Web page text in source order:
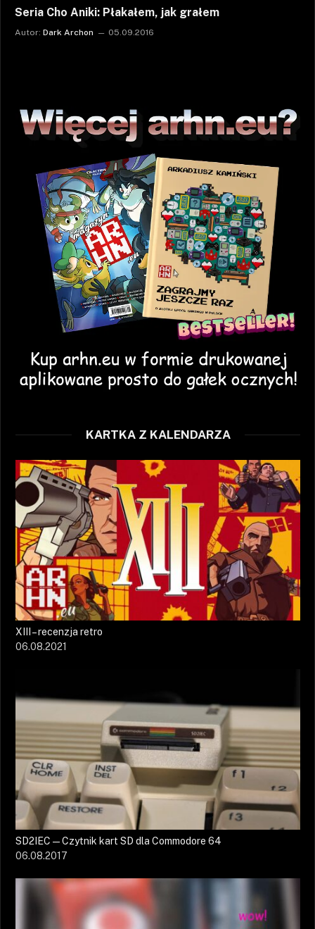
Seria Cho Aniki: Płakałem, jak grałem
Autor: Dark Archon 05.09.2016
KARTKA Z KALENDARZA
XIII – recenzja retro
06.08.2021
SD2IEC — Czytnik kart SD dla Commodore 64
06.08.2017